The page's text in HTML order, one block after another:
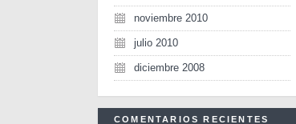
noviembre 2010
julio 2010
diciembre 2008
COMENTARIOS RECIENTES